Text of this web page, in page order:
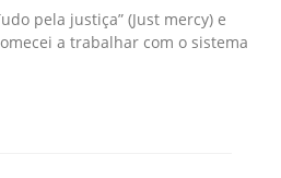
pela justiça” (Just mercy) e
a trabalhar com o sistema